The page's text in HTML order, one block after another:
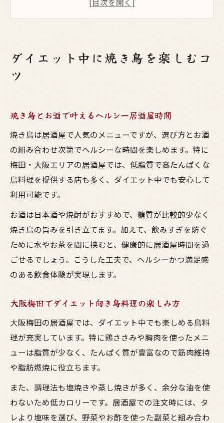
ダイエット中でも満足できる焼鳥メニュー
梅田居酒屋で味わうヘルシー焼き鳥とお酒
太らない鳥料理選びでお酒を上手に楽しむ
焼き鳥ヘルシーメニューの大阪的実践法
お酒との相性抜群のヘルシー焼鳥を選ぶコ
ツ
脂質少なめ焼き鳥の賢い選び方とは
脂質控えめ部位で焼鳥とお酒をよりヘルシ
ーに
焼き鳥ダイエットには大阪梅田の居酒屋が
おすすめ
ヘルシー焼き鳥の選び方と定番お酒の相性
脂質少なめ焼き鳥で太らない食事を実現
ダイエット向け焼き鳥の部位別ガイド
焼き鳥ヘルシー部位とお酒のベストな組み
合わせ
居酒屋で選ぶべきダイエット向き焼鳥部位
大阪で楽しむ低カロリー鳥料理の選び方
ダイエット中に焼き鳥を楽しむコ
ツ
焼き鳥とお酒で叶えるヘルシー居酒屋時間
焼き鳥は居酒屋で人気のメニューですが、選び方とお酒
の組み合わせ次第でヘルシーな時間を楽しめます。特に
梅田・大阪エリアの居酒屋では、低脂質で高たんぱくな
鳥料理を提供する店も多く、ダイエット中でも安心して
利用可能です。
お酒は日本酒や焼酎がおすすめで、糖質が比較的少なく
焼き鳥の旨みを引き立てます。加えて、飲みすぎを防ぐ
ために水やお茶を間に挟むと、健康的に居酒屋時間を過
ごせるでしょう。こうした工夫で、ヘルシーかつ満足感
のある飲食体験が実現します。
大阪梅田でダイエット向き鳥料理の楽しみ方
大阪梅田の居酒屋では、ダイエット中でも楽しめる鳥料
理が充実しています。特に鶏ささみや胸肉を使ったメニ
ューは脂質が少なく、たんぱく質が豊富なので筋肉維持
や脂肪燃焼に役立ちます。
また、調理法も塩焼きや蒸し焼きが多く、余分な油を使
わないため低カロリーです。居酒屋での注文時には、タ
レより塩味を選び、野菜やお酢を使った副菜と組み合わ